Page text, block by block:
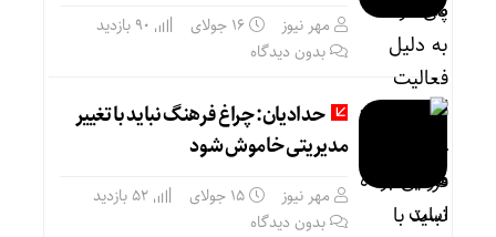
مهر نیوز 16 جولای
بدون دیدگاه
حدادیان: چراغ فرهنگ نباید با تغییر
مدیریتی خاموش شود
مهر نیوز 15 جولای
بدون دیدگاه